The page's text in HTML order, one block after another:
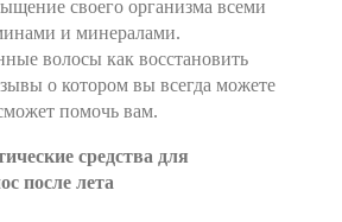
своего организма всеми
и минералами.
волосы как восстановить
о котором вы всегда можете
помочь вам.
средства для
после лета